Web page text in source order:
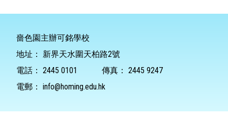
嗇色園主辦可銘學校
地址：
新界天水圍天柏路2號
電話： 2445 0101 傳真： 2445 9247
電郵： info@homing.edu.hk